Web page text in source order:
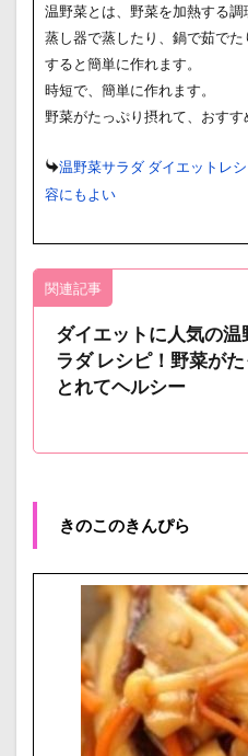
温野菜とは、野菜を加熱する調
蒸し器で蒸したり、鍋で茹で
すると簡単に作れます。
時短で、簡単に作れます。
野菜がたっぷり摂れて、おすす
温野菜サラダ ダイエットレ
容にもよい
関連記事
ダイエットに人気の温
ラダ レシピ！野菜がた
とれてヘルシー
きのこのきんぴら